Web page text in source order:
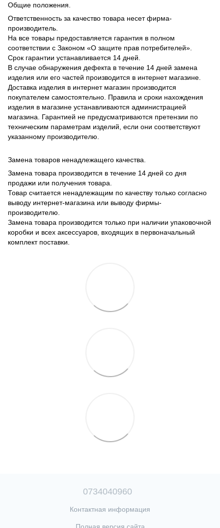
Общие положения.
Ответственность за качество товара несет фирма-
производитель.
На все товары предоставляется гарантия в полном
соответствии с Законом «О защите прав потребителей».
Срок гарантии устанавливается 14 дней.
В случае обнаружения дефекта в течение 14 дней замена
изделия или его частей производится в интернет магазине.
Доставка изделия в интернет магазин производится
покупателем самостоятельно. Правила и сроки нахождения
изделия в магазине устанавливаются администрацией
магазина. Гарантией не предусматриваются претензии по
техническим параметрам изделий, если они соответствуют
указанному производителю.
Замена товаров ненадлежащего качества.
Замена товара производится в течение 14 дней со дня
продажи или получения товара.
Товар считается ненадлежащим по качеству только согласно
выводу интернет-магазина или выводу фирмы-
производителю.
Замена товара производится только при наличии упаковочной
коробки и всех аксессуаров, входящих в первоначальный
комплект поставки.
0734040960
Контактная информация
Полная версия сайта